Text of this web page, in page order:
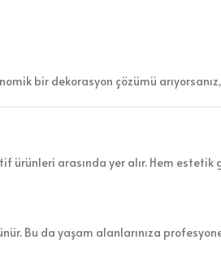
bir dekorasyon çözümü
ürünleri arasında yer alır. Hem
Bu da yaşam alanlarınıza